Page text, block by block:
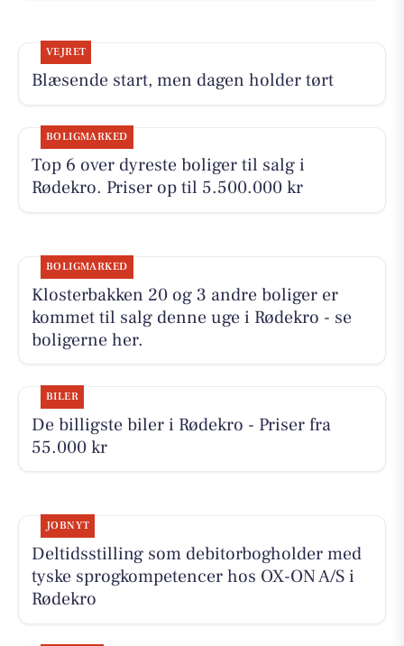
VEJRET
Blæsende start, men dagen holder tørt
BOLIGMARKED
Top 6 over dyreste boliger til salg i
Rødekro. Priser op til 5.500.000 kr
BOLIGMARKED
Klosterbakken 20 og 3 andre boliger er
kommet til salg denne uge i Rødekro - se
boligerne her.
BILER
De billigste biler i Rødekro - Priser fra
55.000 kr
JOBNYT
Deltidsstilling som debitorbogholder med
tyske sprogkompetencer hos OX-ON A/S i
Rødekro